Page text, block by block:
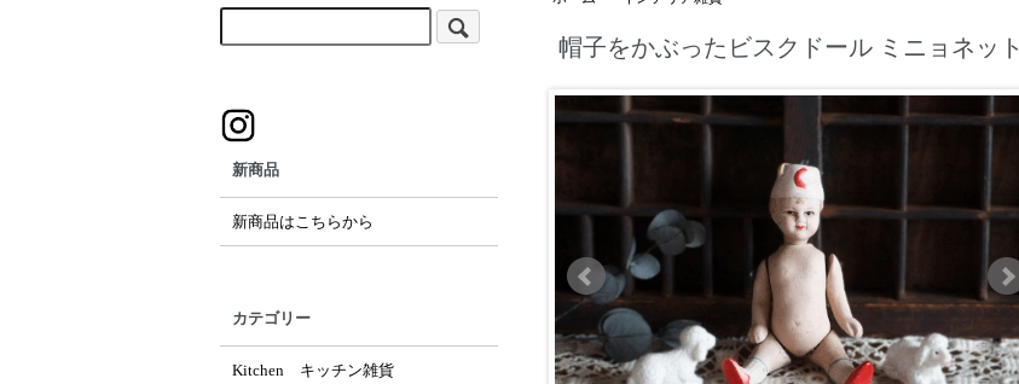
帽子をかぶったビスクドール ミニョネット
新商品
新商品はこちらから
カテゴリー
Kitchen キッチン雑貨